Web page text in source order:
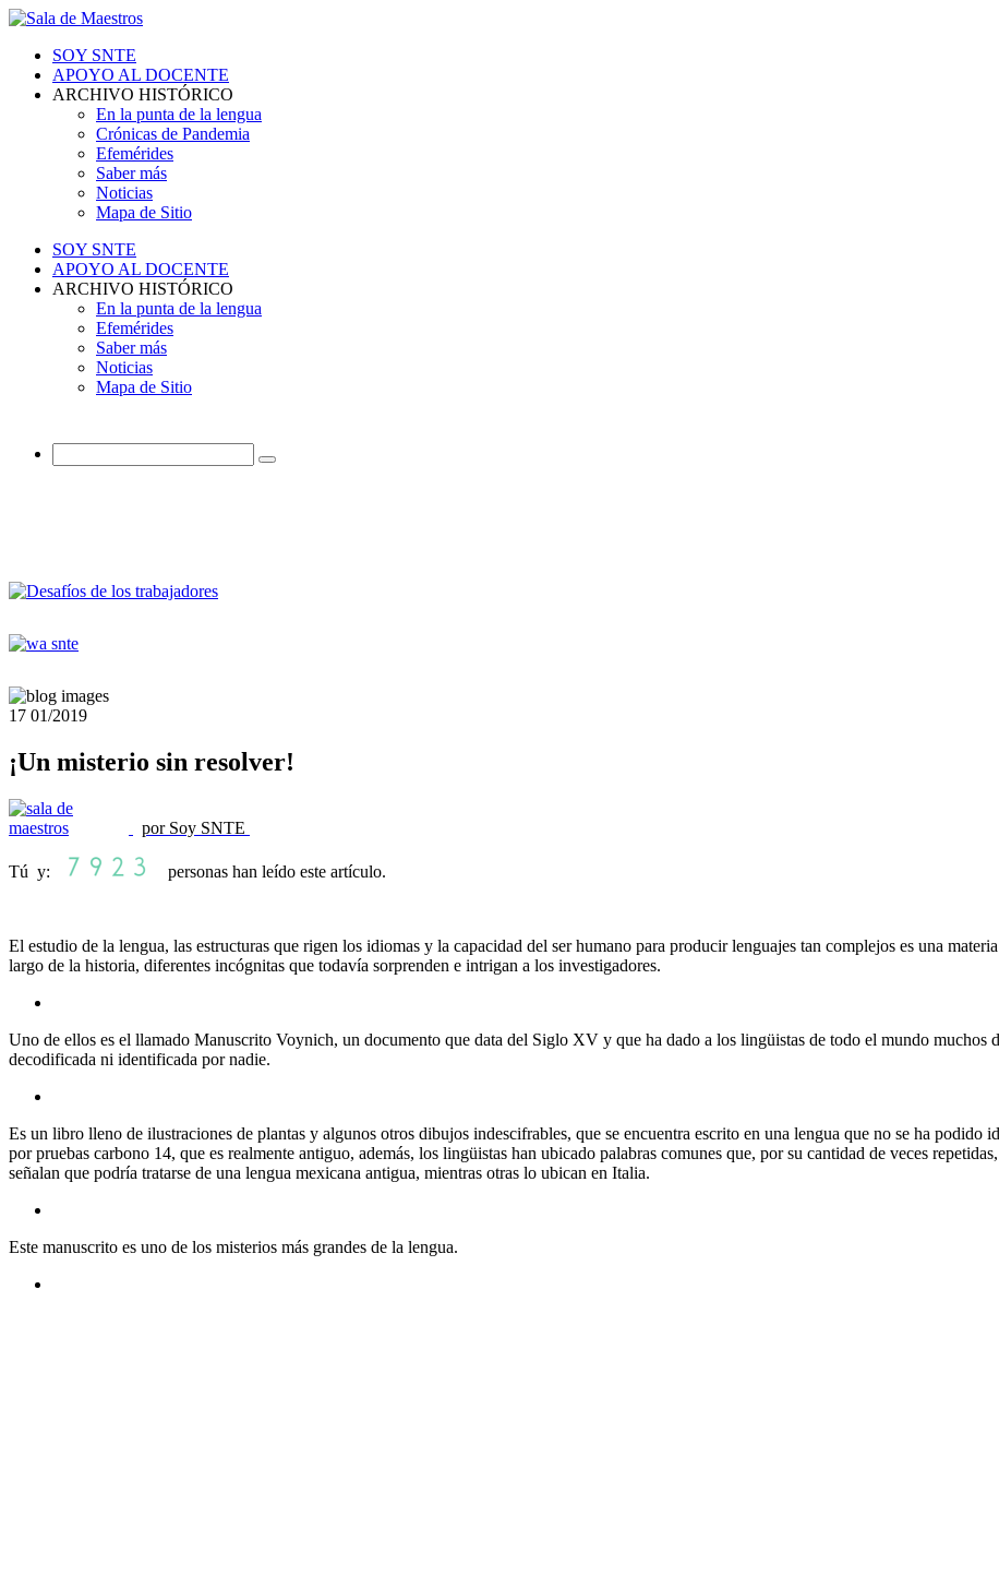
SOY SNTE
APOYO AL DOCENTE
ARCHIVO HISTÓRICO
En la punta de la lengua
Crónicas de Pandemia
Efemérides
Saber más
Noticias
Mapa de Sitio
SOY SNTE
APOYO AL DOCENTE
ARCHIVO HISTÓRICO
En la punta de la lengua
Efemérides
Saber más
Noticias
Mapa de Sitio
17 01/2019
¡Un misterio sin resolver!
por Soy SNTE
Tú y: personas han leído este artículo.
El estudio de la lengua, las estructuras que rigen los idiomas y la capacidad del ser humano para producir lenguajes tan complejos es una
largo de la historia, diferentes incógnitas que todavía sorprenden e intrigan a los investigadores.
Uno de ellos es el llamado Manuscrito Voynich, un documento que data del Siglo XV y que ha dado a los lingüistas de todo el mundo muchos
decodificada ni identificada por nadie.
Es un libro lleno de ilustraciones de plantas y algunos otros dibujos indescifrables, que se encuentra escrito en una lengua que no se ha podido
por pruebas carbono 14, que es realmente antiguo, además, los lingüistas han ubicado palabras comunes que, por su cantidad de veces
señalan que podría tratarse de una lengua mexicana antigua, mientras otras lo ubican en Italia.
Este manuscrito es uno de los misterios más grandes de la lengua.